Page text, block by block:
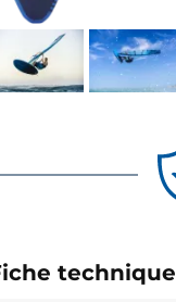
technique